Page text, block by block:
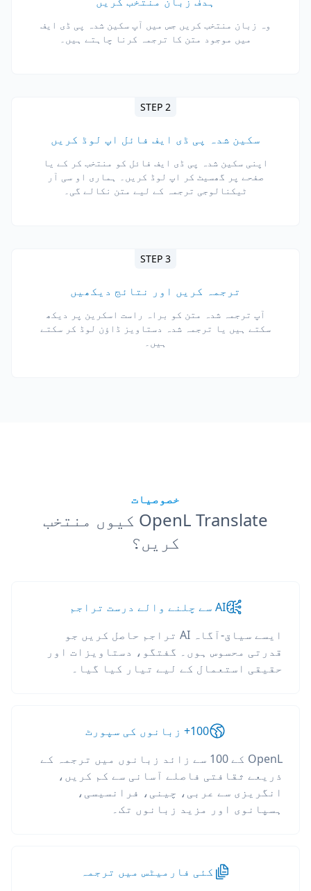
وہ زبان منتخب کریں جس میں آپ سکین شدہ پی ڈی ایف
میں موجود متن کا ترجمہ کرنا چاہتے ہیں۔
STEP 2
سکین شدہ پی ڈی ایف فائل اپ لوڈ کریں
اپنی سکین شدہ پی ڈی ایف فائل کو منتخب کر کے یا
صفحے پر گھسیٹ کر اپ لوڈ کریں۔ ہماری او سی آر
ٹیکنالوجی ترجمہ کے لیے متن نکالے گی۔
STEP 3
ترجمہ کریں اور نتائج دیکھیں
آپ ترجمہ شدہ متن کو براہ راست اسکرین پر دیکھ
سکتے ہیں یا ترجمہ شدہ دستاویز ڈاؤن لوڈ کر سکتے
ہیں۔
خصوصیات
OpenL Translate کیوں منتخب
کریں؟
AI سے چلنے والے درست تراجم
ایسے سیاق-آگاہ AI تراجم حاصل کریں جو
قدرتی محسوس ہوں۔ گفتگو، دستاویزات اور
حقیقی استعمال کے لیے تیار کیا گیا۔
100+ زبانوں کی سپورٹ
OpenL کے 100 سے زائد زبانوں میں ترجمہ کے
ذریعے ثقافتی فاصلے آسانی سے کم کریں،
انگریزی سے عربی، چینی، فرانسیسی،
ہسپانوی اور مزید زبانوں تک۔
کئی فارمیٹس میں ترجمہ